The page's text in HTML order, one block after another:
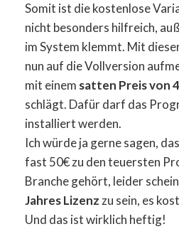
Somit ist die kostenlose
nicht besonders hilfreich,
im System klemmt. Mit
nun auf die Vollversion
mit einem satten Preis von
schlägt. Dafür darf das
installiert werden.
Ich würde ja gerne sagen,
fast 50€ zu den teuersten
Branche gehört, leider
Jahres Lizenz zu sein, es
Und das ist wirklich heftig!